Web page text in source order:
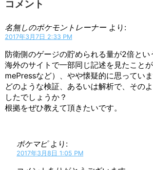
コメント
名無しのポケモントレーナー より:
2017年3月7日 2:33 PM
防衛側のゲージの貯められる量が2倍とい
海外のサイトで一部同じ記述を見たこと
mePressなど）、やや懐疑的に思っていま
どのような検証、あるいは解析で、その
したでしょうか？
根拠をぜひ教えて頂きたいです。
ポケマピ より:
2017年3月8日 1:05 PM